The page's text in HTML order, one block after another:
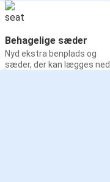
Behagelige sæder
Nyd ekstra benplads og
sæder, der kan lægges ned